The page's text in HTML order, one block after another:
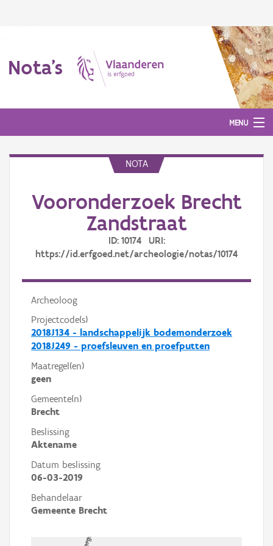
Nota's
MENU
Aanmelden
NOTA
Vooronderzoek Brecht
Zandstraat
ID: 10174 URI:
https://id.erfgoed.net/archeologie/notas/10174
Archeoloog
Projectcode(s)
2018J134 - landschappelijk bodemonderzoek
2018J249 - proefsleuven en proefputten
Maatregel(en)
geen
Gemeente(n)
Brecht
Beslissing
Aktename
Datum beslissing
06-03-2019
Behandelaar
Gemeente Brecht